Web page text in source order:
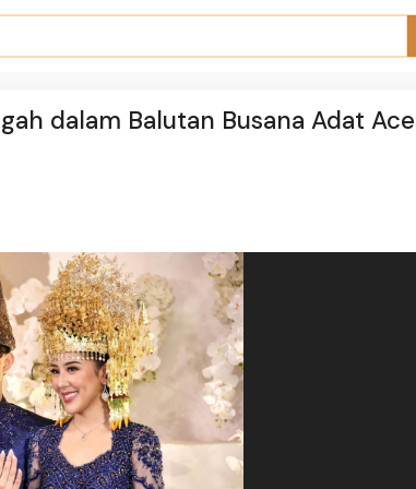
dalam Balutan Busana Adat